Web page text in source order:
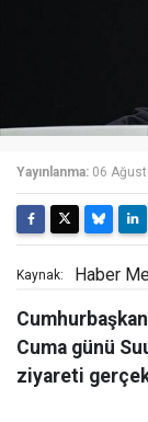
Yayınlanma: 06
Kaynak: Haber
Cuma günü
ziyareti